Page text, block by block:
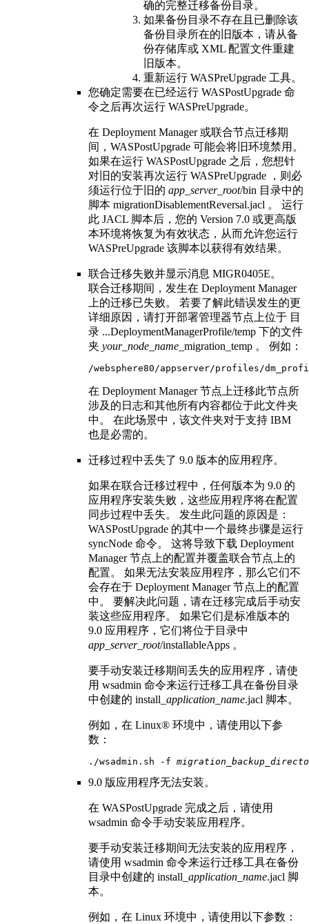
确的完整迁移备份目录。
如果备份目录不存在且已删除该
备份目录所在的旧版本，请从备
份存储库或 XML 配置文件重建
旧版本。
重新运行 WASPreUpgrade 工具。
您确定需要在已经运行 WASPostUpgrade 命
令之后再次运行 WASPreUpgrade。
在 Deployment Manager 或联合节点迁移期
间， WASPostUpgrade 可能会将旧环境禁用。
如果在运行 WASPostUpgrade 之后，您想针
对旧的安装再次运行 WASPreUpgrade ，则必
须运行位于旧的 app_server_root/bin 目录中的
脚本 migrationDisablementReversal.jacl 。 运行
此 JACL 脚本后，您的 Version 7.0 或更高版
本环境将恢复为有效状态，从而允许您运行
WASPreUpgrade 该脚本以获得有效结果。
联合迁移失败并显示消息 MIGR0405E。
联合迁移期间，发生在 Deployment Manager
上的迁移已失败。 若要了解此错误发生的更
详细原因，请打开部署管理器节点上位于 目
录 ...DeploymentManagerProfile/temp 下的文件
夹 your_node_name _migration_temp 。 例如：
/websphere80/appserver/profiles/
在 Deployment Manager 节点上迁移此节点所
涉及的日志和其他所有内容都位于此文件夹
中。 在此场景中，该文件夹对于支持 IBM
也是必需的。
迁移过程中丢失了 9.0 版本的应用程序。
如果在联合迁移过程中，任何版本为 9.0 的
应用程序安装失败，这些应用程序将在配置
同步过程中丢失。 发生此问题的原因是：
WASPostUpgrade 的其中一个最终步骤是运行
syncNode 命令。 这将导致下载 Deployment
Manager 节点上的配置并覆盖联合节点上的
配置。 如果无法安装应用程序，那么它们不
会存在于 Deployment Manager 节点上的配置
中。 要解决此问题，请在迁移完成后手动安
装这些应用程序。 如果它们是标准版本的
9.0 应用程序，它们将位于目录中
app_server_root/installableApps 。
要手动安装迁移期间丢失的应用程序，请使
用 wsadmin 命令来运行迁移工具在备份目录
中创建的 install_ application_name.jacl 脚本。
例如，在 Linux® 环境中，请使用以下参
数：
./wsadmin.sh -f
9.0 版应用程序无法安装。
在 WASPostUpgrade 完成之后，请使用
wsadmin 命令手动安装应用程序。
要手动安装迁移期间无法安装的应用程序，
请使用 wsadmin 命令来运行迁移工具在备份
目录中创建的 install_ application_name.jacl 脚
本。
例如，在 Linux 环境中，请使用以下参数：